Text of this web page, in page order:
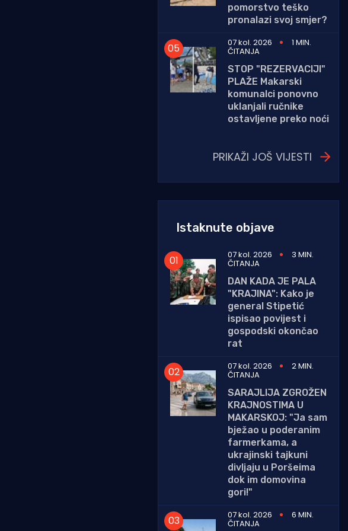
pomorstvo teško
pronalazi svoj smjer?
07 kol. 2026
1 MIN.
ČITANJA
STOP "REZERVACIJI"
PLAŽE Makarski
komunalci ponovno
uklanjali ručnike
ostavljene preko noći
PRIKAŽI JOŠ VIJESTI
Istaknute objave
07 kol. 2026 3 MIN.
ČITANJA
DAN KADA JE PALA
"KRAJINA": Kako je
general Stipetić
ispisao povijest i
gospodski okončao
rat
07 kol. 2026
2 MIN.
ČITANJA
SARAJLIJA ZGROŽEN
KRAJNOSTIMA U
MAKARSKOJ: "Ja sam
bježao u poderanim
farmerkama, a
ukrajinski tajkuni
divljaju u Poršeima
dok im domovina
gori!"
07 kol. 2026
6 MIN.
ČITANJA